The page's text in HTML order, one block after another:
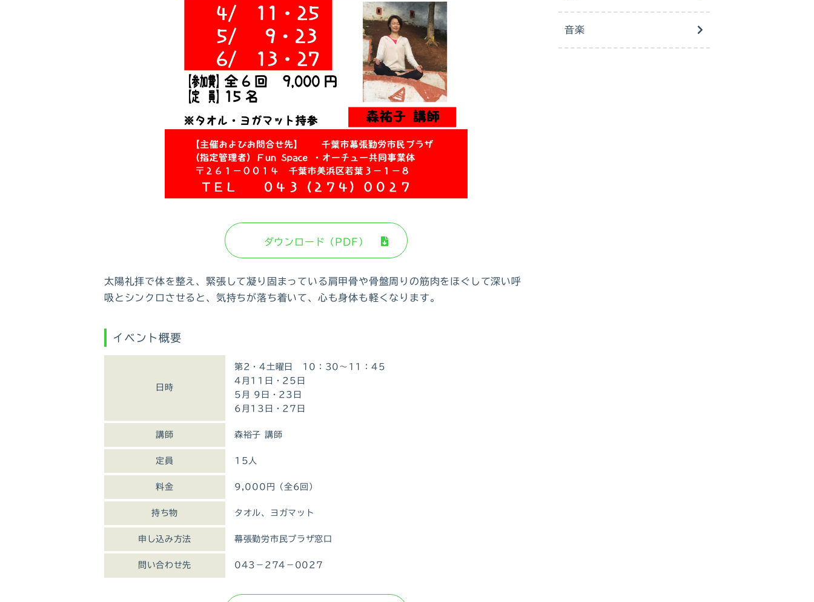
ダウンロード（PDF）
太陽礼拝で体を整え、緊張して凝り固まっている肩甲骨や骨盤周りの筋肉をほぐして深い呼
吸とシンクロさせると、気持ちが落ち着いて、心も身体も軽くなります。
イベント概要
日時
第2・4土曜日 10：30～11：45
4月11日・25日
5月 9日・23日
6月13日・27日
講師 森裕子 講師
定員 15人
料金 9,000円（全6回）
持ち物 タオル、ヨガマット
申し込み方法 幕張勤労市民プラザ窓口
問い合わせ先 043－274－0027
音楽